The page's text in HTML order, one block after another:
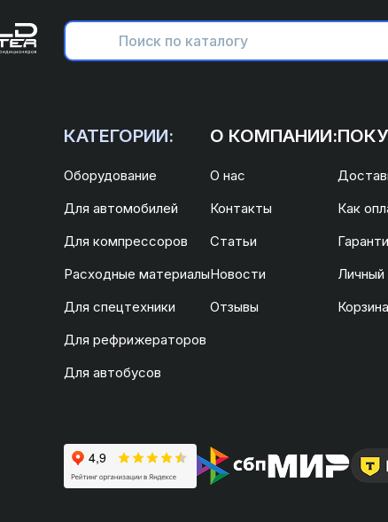
КАТЕГОРИИ:
Оборудование
Для автомобилей
Для компрессоров
Расходные материалы
Для спецтехники
Для рефрижераторов
Для автобусов
О КОМПАНИИ:
О нас
Контакты
Статьи
Новости
Отзывы
Как
Личный
Корзина